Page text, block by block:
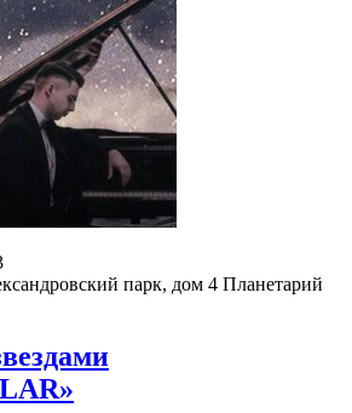
парк, дом 4 Планетарий